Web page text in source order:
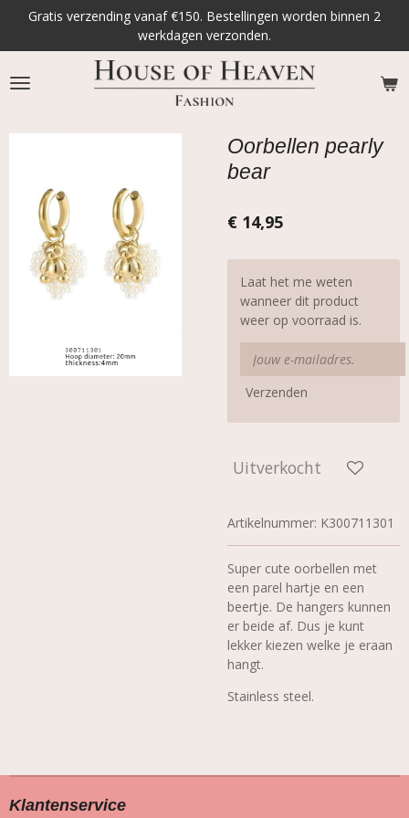
naar
de
hoofdinhoud
Gratis verzending vanaf €150. Bestellingen worden binnen 2
werkdagen verzonden.
Oorbellen pearly
bear
€ 14,95
Laat het me weten
wanneer dit product
weer op voorraad is.
Verzenden
Uitverkocht
Artikelnummer: K300711301
Super cute oorbellen met
een parel hartje en een
beertje. De hangers kunnen
er beide af. Dus je kunt
lekker kiezen welke je eraan
hangt.
Stainless steel.
Klantenservice